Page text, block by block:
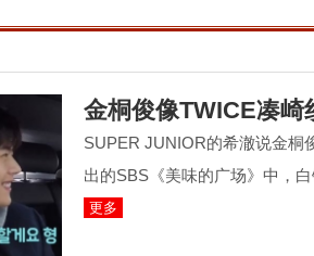
金桐俊像TWICE凑
SUPER JUNIOR的希澈说金桐
出的SBS《美味的广场》中，
更多